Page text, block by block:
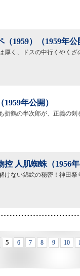
（1959）（1959年公
厚く、ドスの中行くやく
年公開）
折鶴の半次郎が、正義の
控 人肌蜘蛛（1956
けない錦絵の秘密！神田
5 6 7 8 9 10